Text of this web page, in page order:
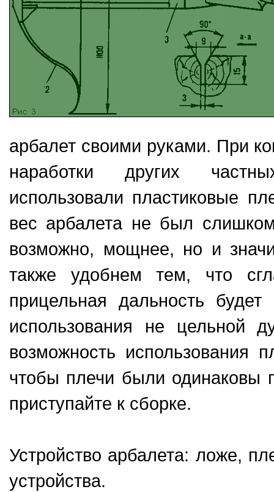
арбалет своими руками. При
наработки других
использовали пластиковые
вес арбалета не был
возможно, мощнее, но и
также удобнем тем, что
прицельная дальность
использования не цельной
возможность использования
чтобы плечи были одинаковы
приступайте к сборке.
Устройство арбалета: ложе,
устройства.